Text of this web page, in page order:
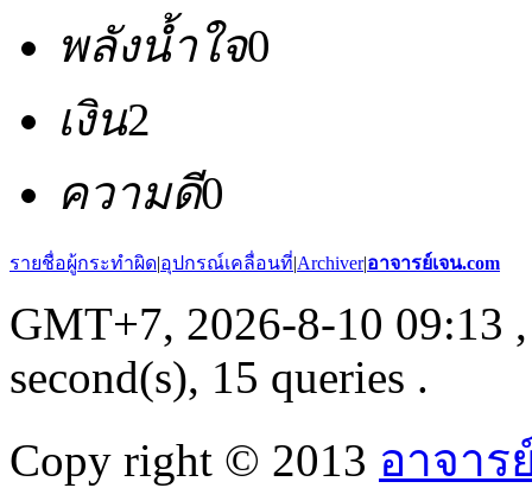
พลังน้ำใจ0
เงิน2
ความดี0
รายชื่อผู้กระทำผิด|อุปกรณ์เคลื่อนที่|Archiver|อาจารย์เจน.com
GMT+7, 2026-8-10 09:13
second(s), 15 queries .
Copy right © 2013 อาจาร